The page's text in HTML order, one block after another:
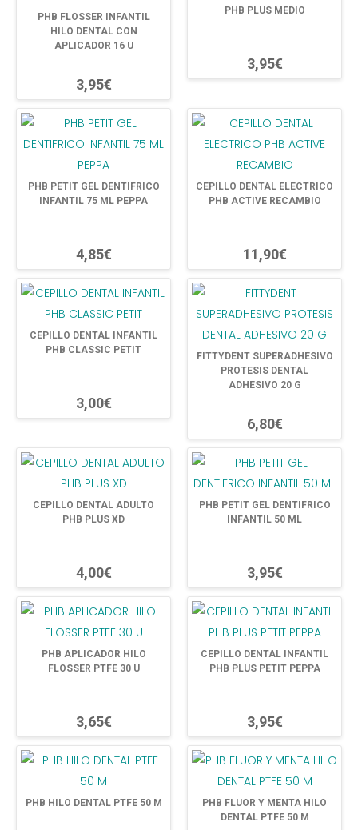
PHB FLOSSER INFANTIL
HILO DENTAL CON
APLICADOR 16 U
3,95€
PHB PLUS MEDIO
3,95€
PHB PETIT GEL DENTIFRICO
INFANTIL 75 ML PEPPA
4,85€
CEPILLO DENTAL ELECTRICO
PHB ACTIVE RECAMBIO
11,90€
CEPILLO DENTAL INFANTIL
PHB CLASSIC PETIT
3,00€
FITTYDENT SUPERADHESIVO
PROTESIS DENTAL
ADHESIVO 20 G
6,80€
CEPILLO DENTAL ADULTO
PHB PLUS XD
4,00€
PHB PETIT GEL DENTIFRICO
INFANTIL 50 ML
3,95€
PHB APLICADOR HILO
FLOSSER PTFE 30 U
3,65€
CEPILLO DENTAL INFANTIL
PHB PLUS PETIT PEPPA
3,95€
PHB HILO DENTAL PTFE 50 M
PHB FLUOR Y MENTA HILO
DENTAL PTFE 50 M